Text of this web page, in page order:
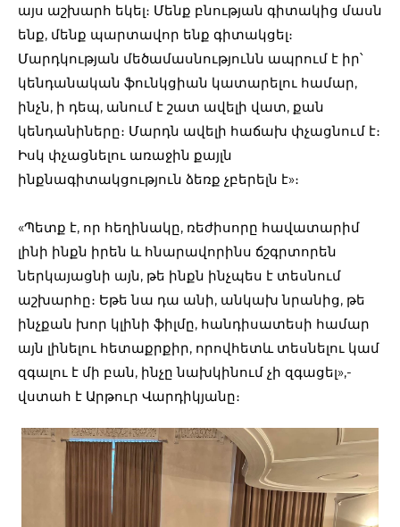
այս աշխարհ եկել։ Մենք բնության գիտակից մասն
ենք, մենք պարտավոր ենք գիտակցել։
Մարդկության մեծամասնությունն ապրում է իր՝
կենդանական ֆունկցիան կատարելու համար,
ինչն, ի դեպ, անում է շատ ավելի վատ, քան
կենդանիները։ Մարդն ավելի հաճախ փչացնում է։
Իսկ փչացնելու առաջին քայլն
ինքնագիտակցություն ձեռք չբերելն է»։
«Պետք է, որ հեղինակը, ռեժիսորը հավատարիմ
լինի ինքն իրեն և հնարավորինս ճշգրտորեն
ներկայացնի այն, թե ինքն ինչպես է տեսնում
աշխարհը։ Եթե նա դա անի, անկախ նրանից, թե
ինչքան խոր կլինի ֆիլմը, հանդիսատեսի համար
այն լինելու հետաքրքիր, որովհետև տեսնելու կամ
զգալու է մի բան, ինչը նախկինում չի զգացել»,-
վստահ է Արթուր Վարդիկյանը։